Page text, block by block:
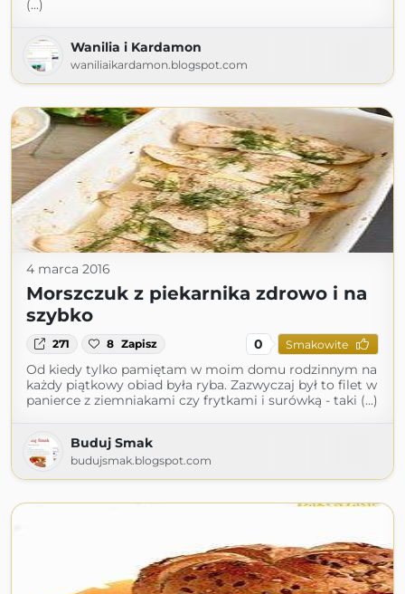
(...)
Wanilia i Kardamon
waniliaikardamon.blogspot.com
4 marca 2016
Morszczuk z piekarnika zdrowo i na
szybko
271 8 Zapisz 0 Smakowite
Od kiedy tylko pamiętam w moim domu rodzinnym na
każdy piątkowy obiad była ryba. Zazwyczaj był to filet w
panierce z ziemniakami czy frytkami i surówką - taki (...)
Buduj Smak
budujsmak.blogspot.com